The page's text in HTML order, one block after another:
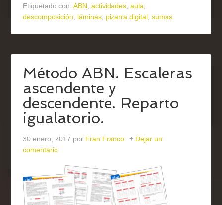
Etiquetado con:ABN,actividades,aula,
descomposición, láminas, pizarra digital,sumas
Método ABN. Escaleras
ascendente y
descendente. Reparto
igualatorio.
30 enero, 2017 por Fran Franco
Dejar un
comentario